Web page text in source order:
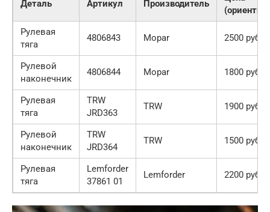
Деталь Артикул Производитель
Рулевая
тяга
4806843 Mopar 2500 руб.
Рулевой
наконечник
4806844 Mopar 1800 руб.
Рулевая
тяга
TRW
JRD363
TRW 1900 руб.
Рулевой
наконечник
TRW
JRD364
TRW 1500 руб.
Рулевая
тяга
Lemforder
37861 01
Lemforder 2200 руб.